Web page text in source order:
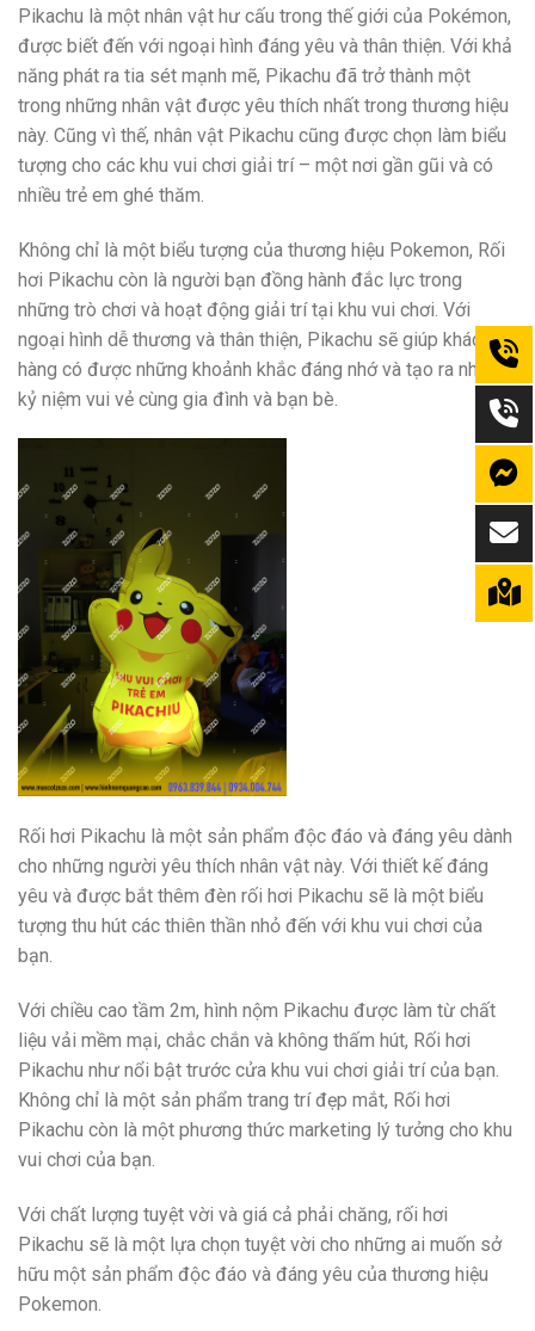
Pikachu là một nhân vật hư cấu trong thế giới của Pokémon,
được biết đến với ngoại hình đáng yêu và thân thiện. Với khả
năng phát ra tia sét mạnh mẽ, Pikachu đã trở thành một
trong những nhân vật được yêu thích nhất trong thương hiệu
này. Cũng vì thế, nhân vật Pikachu cũng được chọn làm biểu
tượng cho các khu vui chơi giải trí – một nơi gần gũi và có
nhiều trẻ em ghé thăm.
Không chỉ là một biểu tượng của thương hiệu Pokemon, Rối
hơi Pikachu còn là người bạn đồng hành đắc lực trong
những trò chơi và hoạt động giải trí tại khu vui chơi. Với
ngoại hình dễ thương và thân thiện, Pikachu sẽ giúp khách
hàng có được những khoảnh khắc đáng nhớ và tạo ra những
kỷ niệm vui vẻ cùng gia đình và bạn bè.
Rối hơi Pikachu là một sản phẩm độc đáo và đáng yêu dành
cho những người yêu thích nhân vật này. Với thiết kế đáng
yêu và được bắt thêm đèn rối hơi Pikachu sẽ là một biểu
tượng thu hút các thiên thần nhỏ đến với khu vui chơi của
bạn.
Với chiều cao tầm 2m, hình nộm Pikachu được làm từ chất
liệu vải mềm mại, chắc chắn và không thấm hút, Rối hơi
Pikachu như nổi bật trước cửa khu vui chơi giải trí của bạn.
Không chỉ là một sản phẩm trang trí đẹp mắt, Rối hơi
Pikachu còn là một phương thức marketing lý tưởng cho khu
vui chơi của bạn.
Với chất lượng tuyệt vời và giá cả phải chăng, rối hơi
Pikachu sẽ là một lựa chọn tuyệt vời cho những ai muốn sở
hữu một sản phẩm độc đáo và đáng yêu của thương hiệu
Pokemon.